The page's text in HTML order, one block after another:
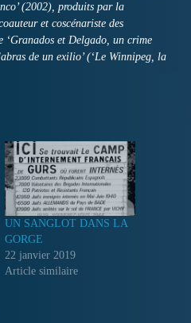
(2002), produits par la
et coscénariste des
‘Granados et Delgado, un crime
de un exilio’ (‘Le Winnipeg, la
UN SANGLOT DANS LA
GORGE
22 janvier 2019
Article similaire